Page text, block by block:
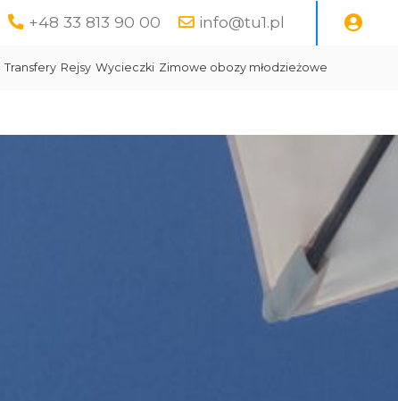
+48 33 813 90 00 info@tu1.pl
Transfery Rejsy Wycieczki Zimowe obozy młodzieżowe